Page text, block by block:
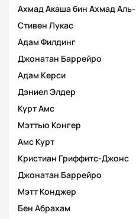
Ахмад Акаша бин Ахмад
Стивен Лукас
Адам Филдинг
Джонатан Баррейро
Адам Керси
Дэниел Элдер
Курт Амс
Мэттью Конгер
Амс Курт
Кристиан Гриффитс-Джонс
Джонатан Баррейро
Мэтт Конджер
Бен Абрахам